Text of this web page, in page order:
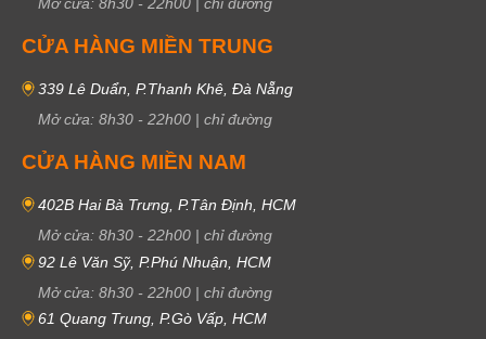
Mở cửa: 8h30 - 22h00 | chỉ đường
CỬA HÀNG MIỀN TRUNG
339 Lê Duẩn, P.Thanh Khê, Đà Nẵng
Mở cửa: 8h30 - 22h00 | chỉ đường
CỬA HÀNG MIỀN NAM
402B Hai Bà Trưng, P.Tân Định, HCM
Mở cửa: 8h30 - 22h00 | chỉ đường
92 Lê Văn Sỹ, P.Phú Nhuận, HCM
Mở cửa: 8h30 - 22h00 | chỉ đường
61 Quang Trung, P.Gò Vấp, HCM